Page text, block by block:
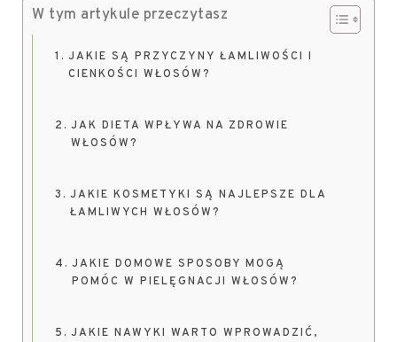
W tym artykule przeczytasz
JAKIE SĄ PRZYCZYNY ŁAMLIWOŚCI I
CIENKOŚCI WŁOSÓW?
JAK DIETA WPŁYWA NA ZDROWIE
WŁOSÓW?
JAKIE KOSMETYKI SĄ NAJLEPSZE DLA
ŁAMLIWYCH WŁOSÓW?
JAKIE DOMOWE SPOSOBY MOGĄ
POMÓC W PIELĘGNACJI WŁOSÓW?
JAKIE NAWYKI WARTO WPROWADZIĆ,